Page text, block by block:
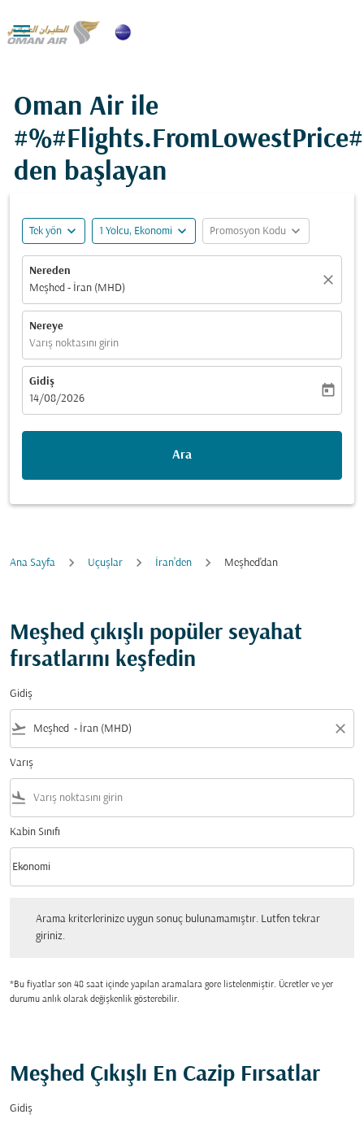

Oman Air ile
den başlayan
Tek yön expand_more 1 Yolcu, Ekonomi expand_more Promosyon Kodu expand_more
Nereden
Meşhed - İran (MHD)
close
Nereye
Varış noktasını girin
Gidiş
fc-booking-departure-date-aria-label
14/08/2026
today
Ara
Ana Sayfa Uçuşlar İran’den Meşhed'dan
Meşhed çıkışlı popüler seyahat
fırsatlarını keşfedin
Gidiş
flight_takeoff close
Varış
flight_land
Kabin Sınıfı
Kabin Sınıfı option Ekonomi Selected
Ekonomi
keyboard_arrow_down
Arama kriterlerinize uygun sonuç bulunamamıştır. Lutfen tekrar
giriniz.
*Bu fiyatlar son 48 saat içinde yapılan aramalara gore listelenmiştir. Ücretler ve yer
durumu anlık olarak değişkenlik gösterebilir.
Meşhed Çıkışlı En Cazip Fırsatlar
Gidiş